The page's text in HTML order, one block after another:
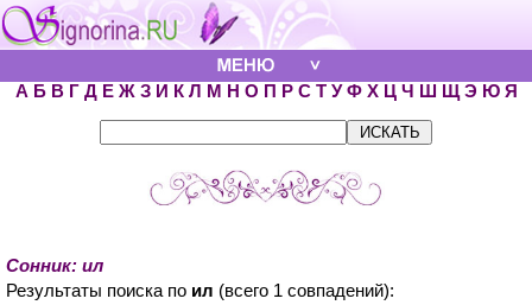
А Б В Г Д Е Ж З И К Л М Н О П Р С Т У Ф Х Ц Ч Ш Щ Э Ю Я
Сонник: ил
Результаты поиска по ил (всего 1 совпадений):